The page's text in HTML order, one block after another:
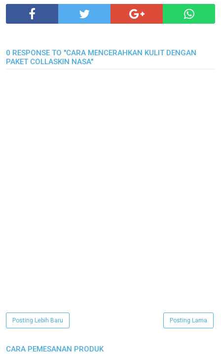
0 RESPONSE TO "CARA MENCERAHKAN KULIT DENGAN
PAKET COLLASKIN NASA"
Posting Lebih Baru Posting Lama
CARA PEMESANAN PRODUK